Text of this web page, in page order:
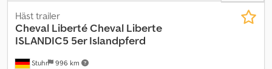
Stuhr 996 km
Häst trailer
Cheval LibertéCheval Liberte
ISLANDIC5 5er Islandpferd